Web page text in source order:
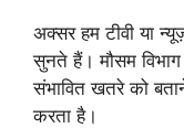
अक्सर हम टीवी या
सुनते हैं। मौसम
संभावित खतरे को
करता है।